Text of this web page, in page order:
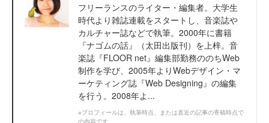
フリーランスのライター・編集者。大学生
時代より雑誌連載をスタートし、音楽誌や
カルチャー誌などで執筆。2000年に書籍
『ナゴムの話』（太田出版刊）を上梓。音
楽誌『FLOOR net』編集部勤務ののちWeb
制作を学び、2005年よりWebデザイン・マ
ーケティング誌『Web Designing』の編集
を行う。2008年よ...
※プロフィールは、執筆時点、または直近の記事の寄稿時点で
の内容です